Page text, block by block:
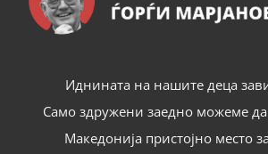
Иднината на нашите деца
Само здружени заедно можеме
Македонија пристојно место